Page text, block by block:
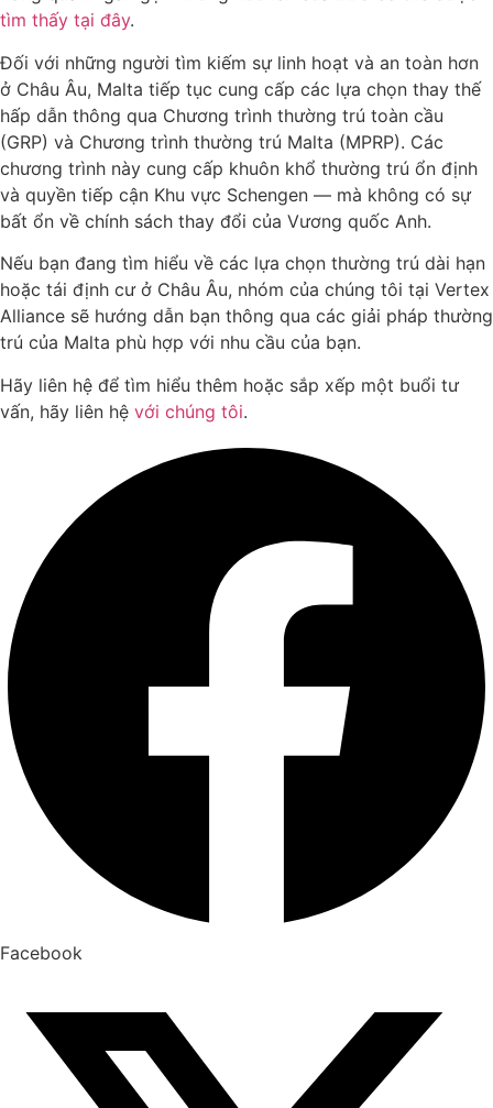
tìm thấy tại đây.
Đối với những người tìm kiếm sự linh hoạt và an toàn hơn
ở Châu Âu, Malta tiếp tục cung cấp các lựa chọn thay thế
hấp dẫn thông qua Chương trình thường trú toàn cầu
(GRP) và Chương trình thường trú Malta (MPRP). Các
chương trình này cung cấp khuôn khổ thường trú ổn định
và quyền tiếp cận Khu vực Schengen — mà không có sự
bất ổn về chính sách thay đổi của Vương quốc Anh.
Nếu bạn đang tìm hiểu về các lựa chọn thường trú dài hạn
hoặc tái định cư ở Châu Âu, nhóm của chúng tôi tại Vertex
Alliance sẽ hướng dẫn bạn thông qua các giải pháp thường
trú của Malta phù hợp với nhu cầu của bạn.
Hãy liên hệ để tìm hiểu thêm hoặc sắp xếp một buổi tư
vấn, hãy liên hệ với chúng tôi.
Facebook